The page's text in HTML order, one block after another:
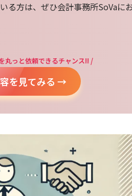
る方は、ぜひ会計事務所SoVaに
丸っと依頼できるチャンス!! /
を見てみる →